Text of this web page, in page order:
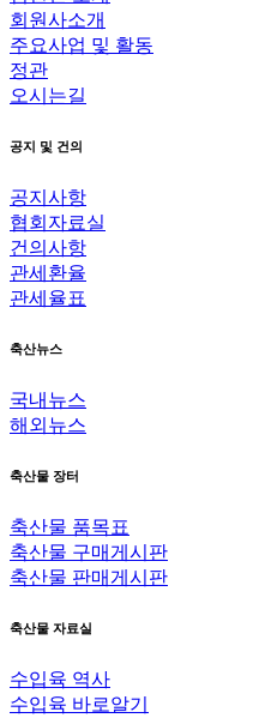
회원사소개
주요사업 및 활동
정관
오시는길
공지 및 건의
공지사항
협회자료실
건의사항
관세환율
관세율표
축산뉴스
국내뉴스
해외뉴스
축산물 장터
축산물 품목표
축산물 구매게시판
축산물 판매게시판
축산물 자료실
수입육 역사
수입육 바로알기